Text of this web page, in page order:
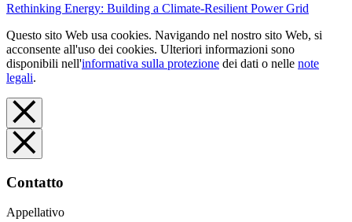
Rethinking Energy: Building a Climate-Resilient Power Grid
Questo sito Web usa cookies. Navigando nel nostro sito Web, si
acconsente all'uso dei cookies. Ulteriori informazioni sono
disponibili nell'informativa sulla protezione dei dati o nelle note
legali.
Contatto
Appellativo